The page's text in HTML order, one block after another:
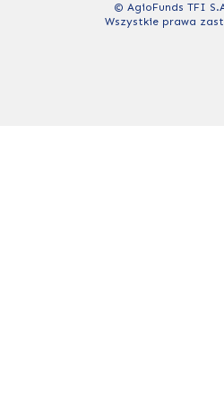
© AgioFunds TFI
Wszystkie prawa